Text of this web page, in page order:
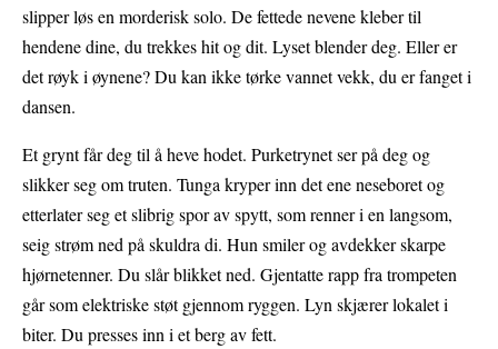
slipper løs en morderisk solo. De fettede nevene kleber til
hendene dine, du trekkes hit og dit. Lyset blender deg. Eller er
det røyk i øynene? Du kan ikke tørke vannet vekk, du er fanget i
dansen.
Et grynt får deg til å heve hodet. Purketrynet ser på deg og
slikker seg om truten. Tunga kryper inn det ene neseboret og
etterlater seg et slibrig spor av spytt, som renner i en langsom,
seig strøm ned på skuldra di. Hun smiler og avdekker skarpe
hjørnetenner. Du slår blikket ned. Gjentatte rapp fra trompeten
går som elektriske støt gjennom ryggen. Lyn skjærer lokalet i
biter. Du presses inn i et berg av fett.